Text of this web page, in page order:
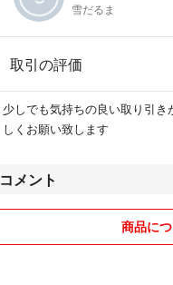
雪だるま
取引の評価
少しでも気持ちの良い取り引
しくお願い致します
コメント
商品に